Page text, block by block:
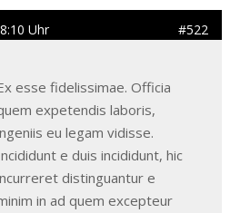
Uhr #522
esse fidelissimae. Officia
expetendis laboris,
eu legam vidisse.
e duis incididunt, hic
distinguantur e
in ad quem excepteur